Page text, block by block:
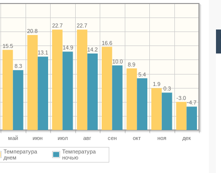
май июн июл авг сен окт ноя дек
-3.0
1.9
8.9
16.6
22.7
22.7
20.8
15.5
-4.7
0.3
5.4
10.0
14.2
14.9
13.1
8.3
Температура
днем
Температура
ночью